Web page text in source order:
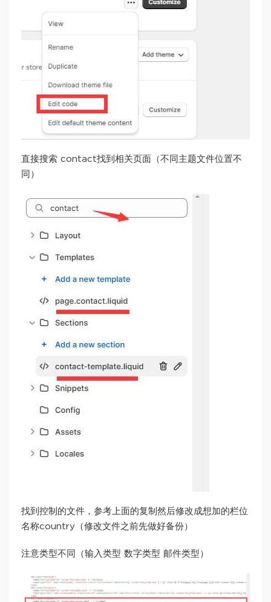
直接搜索 contact找到相关页面（不同主题文件位置不
同）
找到控制的文件，参考上面的复制然后修改成想加的栏位
名称country（修改文件之前先做好备份）
注意类型不同（输入类型 数字类型 邮件类型）